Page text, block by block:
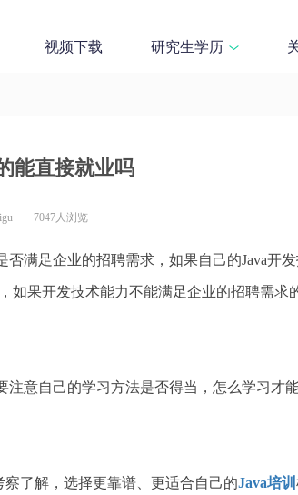
视频下载 研究生学历
能直接就业吗
7047人浏览
满足企业的招聘需求，如果自己的Java开
如果开发技术能力不能满足企业的招聘需求
注意自己的学习方法是否得当，怎么学习才
了解，选择更靠谱、更适合自己的Java培训